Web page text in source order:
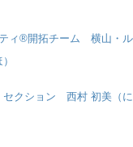
ィ®開拓チーム 横山・ル
クション 西村 初美（に